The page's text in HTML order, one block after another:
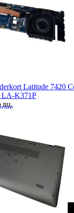
Latitude 7420
K371P
nu.